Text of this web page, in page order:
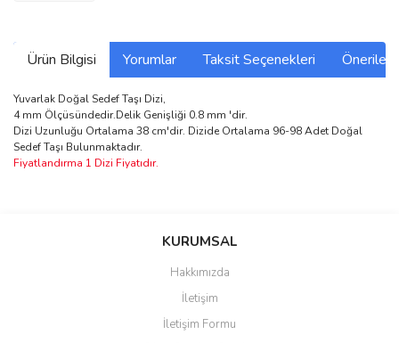
Ürün Bilgisi Yorumlar Taksit Seçenekleri
Yuvarlak Doğal Sedef Taşı Dizi,
4 mm Ölçüsündedir.Delik Genişliği 0.8 mm 'dir.
Dizi Uzunluğu Ortalama 38 cm'dir. Dizide Ortalama 96-98 Adet Doğal
Sedef Taşı Bulunmaktadır.
Fiyatlandırma 1 Dizi Fiyatıdır.
Bu ürüne ilk yorumu siz yapın!
Yorum Yaz
Ürün resmi kalitesiz, bozuk veya görüntülenemiyor.
Ürün açıklamasında eksik bilgiler bulunuyor.
KURUMSAL
Hakkımızda
İletişim
İletişim Formu